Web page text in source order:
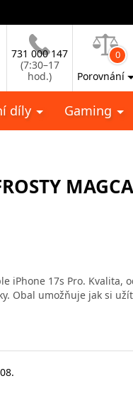
731 000 147
(7:30–17
hod.)
0
Porovnání
díly Gaming
iPhone 17s Pro. Kvalita,
Obal umožňuje jak si